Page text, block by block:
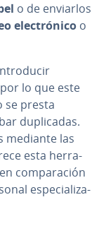
o de enviarlos
ele­c­tró­ni­co o
lo que este
se presta
du­pli­ca­das.
mediante las
esta he­rra­
co­m­pa­ra­ción
es­pe­cia­li­za­